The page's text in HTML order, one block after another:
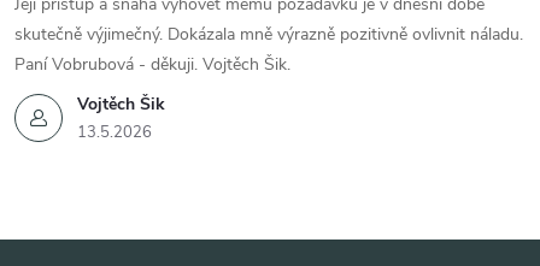
Vojtěch Šik
13.5.2026
Její přístup a snaha vyhovět mému požadavku je v dnešní době
skutečně výjimečný. Dokázala mně výrazně pozitivně ovlivnit náladu.
Paní Vobrubová - děkuji. Vojtěch Šik.